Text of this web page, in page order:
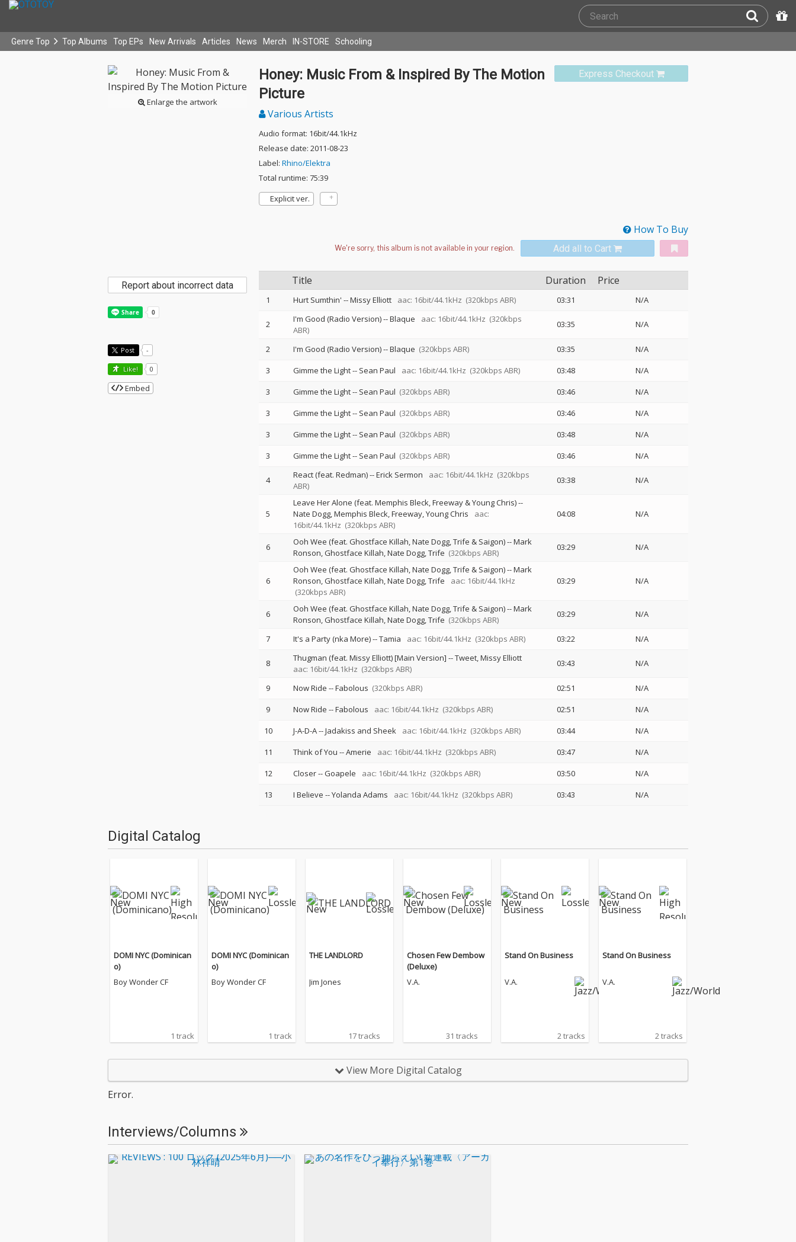
Genre Top Top Albums Top EPs New Arrivals Articles News Merch IN-STORE Schooling
Enlarge the artwork
Express Checkout
Honey: Music From & Inspired By The Motion
Picture
Various Artists
Audio format: 16bit/44.1kHz
Release date: 2011-08-23
Label: Rhino/Elektra
Total runtime: 75:39
Explicit ver.
How To Buy
Add all to Cart
Title Duration Price
1 Hurt Sumthin' --Missy Elliott aac: 16bit/44.1kHz (320kbps ABR) 03:31 N/A
2 I'm Good (Radio Version)--Blaque aac: 16bit/44.1kHz (320kbps
ABR)
03:35 N/A
2 I'm Good (Radio Version)--Blaque (320kbps ABR) 03:35
N/A
3
Gimme the Light-- Sean Paul aac: 16bit/44.1kHz (320kbps ABR) 03:48
N/A
3
Gimme the Light-- Sean Paul (320kbps ABR) 03:46
N/A
3
Gimme the Light-- Sean Paul (320kbps ABR) 03:46
N/A
3
Gimme the Light-- Sean Paul (320kbps ABR) 03:48
N/A
3
Gimme the Light-- Sean Paul (320kbps ABR) 03:46 N/A
4 React (feat. Redman)--Erick Sermon aac: 16bit/44.1kHz (320kbps
ABR)
03:38 N/A
5
Leave Her Alone (feat. Memphis Bleck, Freeway & Young Chris)--
Nate Dogg Memphis Bleck Freeway Young Chris
aac:
16bit/44.1kHz (320kbps ABR)
04:08 N/A
6 Ooh Wee (feat. Ghostface Killah, Nate Dogg, Trife & Saigon)--Mark
Ronson Ghostface Killah Nate Dogg Trife (320kbps ABR)
03:29 N/A
6
Ooh Wee (feat. Ghostface Killah, Nate Dogg, Trife & Saigon)--Mark
Ronson Ghostface Killah Nate Dogg Trife
aac: 16bit/44.1kHz
(320kbps ABR)
03:29 N/A
6 Ooh Wee (feat. Ghostface Killah, Nate Dogg, Trife & Saigon)--Mark
Ronson Ghostface Killah Nate Dogg Trife (320kbps ABR)
03:29 N/A
7 It's a Party (nka More)--Tamia aac: 16bit/44.1kHz (320kbps ABR) 03:22 N/A
8 Thugman (feat. Missy Elliott) [Main Version] --Tweet Missy Elliott
aac: 16bit/44.1kHz (320kbps ABR)
03:43 N/A
9 Now Ride --Fabolous (320kbps ABR) 02:51
N/A
9
Now Ride --Fabolous aac: 16bit/44.1kHz (320kbps ABR) 02:51
N/A
10
J-A-D-A--Jadakiss and Sheek aac: 16bit/44.1kHz (320kbps ABR) 03:44
N/A
11
Think of You --Amerie aac: 16bit/44.1kHz (320kbps ABR) 03:47
N/A
12
Closer--Goapele aac: 16bit/44.1kHz (320kbps ABR) 03:50
N/A
13
I Believe --Yolanda Adams aac: 16bit/44.1kHz (320kbps ABR) 03:43 N/A
Report about incorrect data
Post -
Like! 0
Embed
Digital Catalog
DOMI NYC (Dominican
o)
Boy Wonder CF
1 track
DOMI NYC (Dominican
o)
Boy Wonder CF
1 track
THE LANDLORD
Jim Jones
17 tracks
Chosen Few Dembow
(Deluxe)
V.A.
31 tracks
Stand On Business
V.A.
2 tracks
Stand On Business
V.A.
2 tracks
View More Digital Catalog
Error.
Interviews/Columns